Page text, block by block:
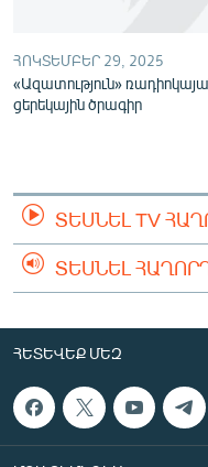
ՀՈԿՏԵՄԲԵՐ 29, 2025
«Ազատություն»
ցերեկային ծրագիր
ՏԵՍՆԵԼ TV
ՏԵՍՆԵԼ
ՀԵՏԵՎԵՔ ՄԵԶ